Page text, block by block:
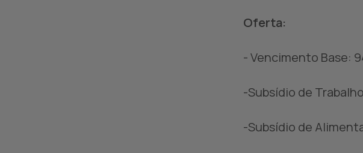
Oferta:
- Vencimento Base:
-Subsídio de
-Subsídio de